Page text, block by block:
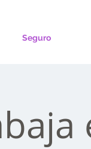
Seguro